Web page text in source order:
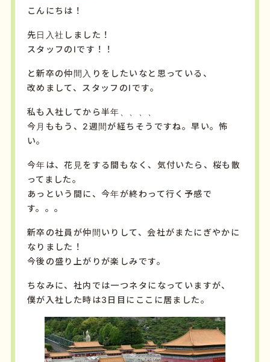
こんにちは！
先日入社しました！
スタッフのIです！！
と新卒の仲間入りをしたいなと思っている、
改めまして、スタッフのIです。
私も入社してから半年、、、、
今月ももう、2週間が経ちそうですね。早い。怖
い。
今年は、花見をする間もなく、気付いたら、桜も散
ってました。
あっという間に、今年が終わって行く予感で
す。。。
新卒の社員が仲間いりして、会社がまたにぎやかに
なりました！
今後の盛り上がりが楽しみです。
ちなみに、社内では一つネタになっていますが、
僕が入社した時は3日目にここに居ました。